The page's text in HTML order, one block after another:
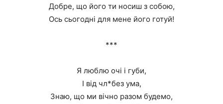
Добре, що його ти носиш з собою,
Ось сьогодні для мене його готуй!
***
Я люблю очі і губи,
І від чл*без ума,
Знаю, що ми вічно разом будемо,